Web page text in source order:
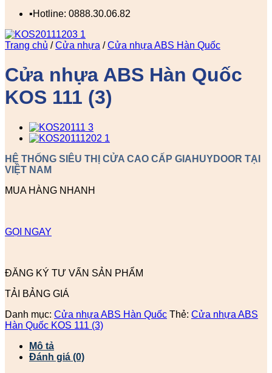
▪️Hotline: 0888.30.06.82
Trang chủ / Cửa nhựa / Cửa nhựa ABS Hàn Quốc
Cửa nhựa ABS Hàn Quốc
KOS 111 (3)
HỆ THỐNG SIÊU THỊ CỬA CAO CẤP GIAHUYDOOR TẠI
VIỆT NAM
MUA HÀNG NHANH
GỌI NGAY
ĐĂNG KÝ TƯ VẤN SẢN PHẨM
TẢI BẢNG GIÁ
Danh mục: Cửa nhựa ABS Hàn Quốc Thẻ: Cửa nhựa ABS
Hàn Quốc KOS 111 (3)
Mô tả
Đánh giá (0)